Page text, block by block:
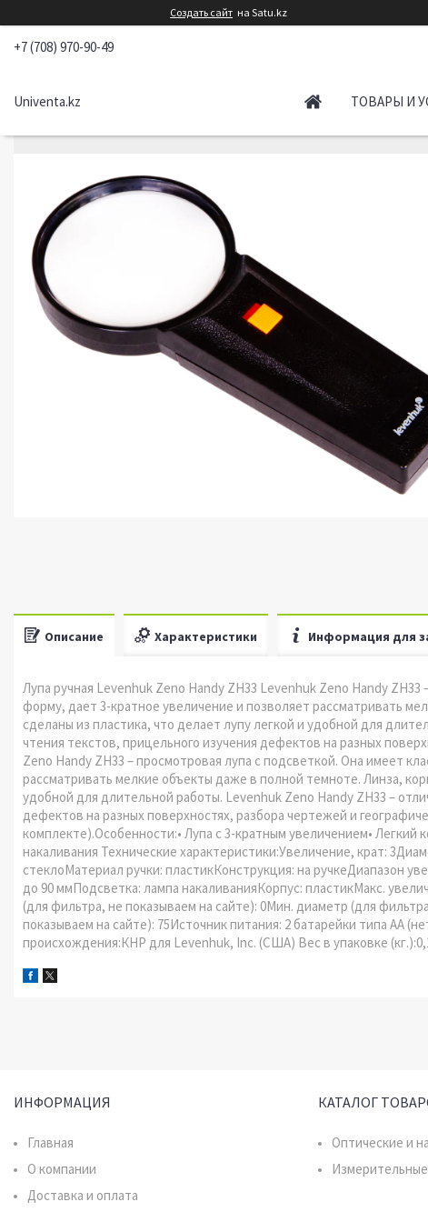
Создать сайт на Satu.kz
+7 (708) 970-90-49
Univenta.kz ТОВАРЫ И
Описание Характеристики Информация для
Лупа ручная Levenhuk Zeno Handy ZH33 Levenhuk Zeno Handy
форму, дает 3-кратное увеличение и позволяет рассматривать
сделаны из пластика, что делает лупу легкой и удобной для
чтения текстов, прицельного изучения дефектов на разных
Zeno Handy ZH33 – просмотровая лупа с подсветкой. Она имеет
рассматривать мелкие объекты даже в полной темноте. Линза,
удобной для длительной работы. Levenhuk Zeno Handy ZH33 –
дефектов на разных поверхностях, разбора чертежей и
комплекте).Особенности:• Лупа с 3-кратным увеличением• Легкий
накаливания Технические характеристики:Увеличение, крат:
стеклоМатериал ручки: пластикКонструкция: на ручкеДиапазон
до 90 ммПодсветка: лампа накаливанияКорпус: пластикМакс.
(для фильтра, не показываем на сайте): 0Мин. диаметр (для
показываем на сайте): 75Источник питания: 2 батарейки типа АА
происхождения:КНР для Levenhuk, Inc. (США) Вес в упаковке
ИНФОРМАЦИЯ
Главная
О компании
Доставка и оплата
КАТАЛОГ
Оптические и